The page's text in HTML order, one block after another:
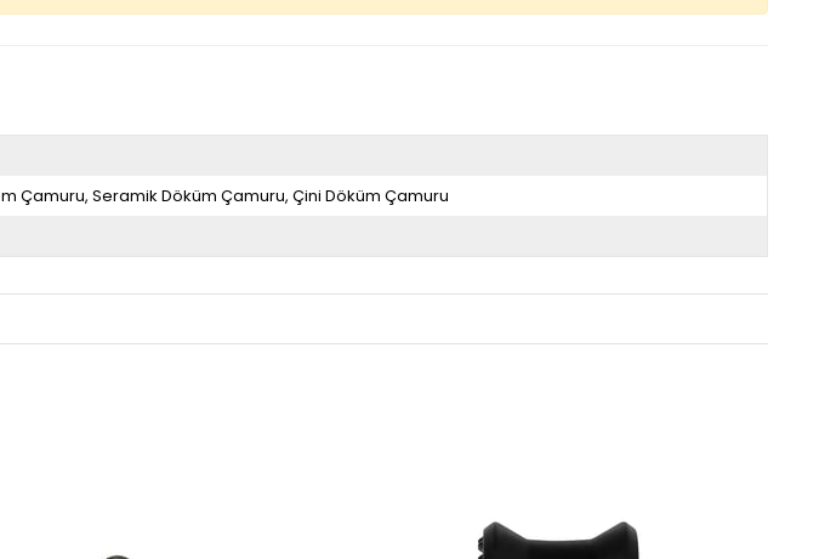
Çamuru Seramik Döküm Çamuru Çini Döküm Çamuru